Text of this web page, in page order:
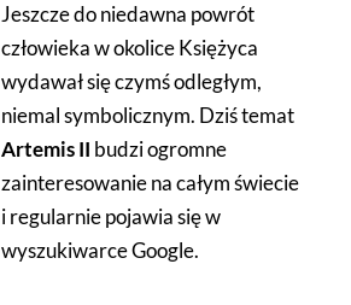
Jeszcze do niedawna powrót
człowieka w okolice Księżyca
wydawał się czymś odległym,
niemal symbolicznym. Dziś temat
Artemis II budzi ogromne
zainteresowanie na całym świecie
i regularnie pojawia się w
wyszukiwarce Google.